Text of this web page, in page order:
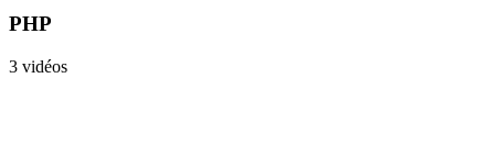
PHP
3 vidéos